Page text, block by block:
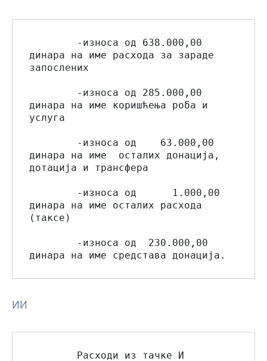
динара на име расхода за зараде
запослених
динара на име коришћења роба и
услуга
динара на име  осталих донација,
дотација и трансфера
динара на име осталих расхода
(таксе)
динара на име средстава донација.
ИИ